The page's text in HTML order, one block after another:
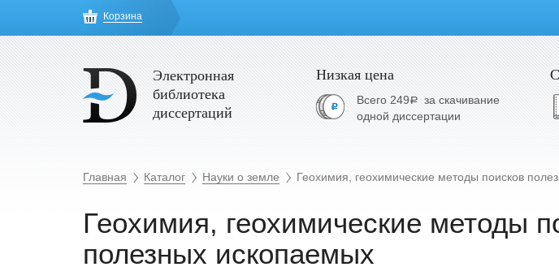
Корзина
Электронная
библиотека
диссертаций
Низкая цена
Всего 249aза скачивание
одной диссертации
Главная Каталог Науки о земле Геохимия, геохимические методы поисков
Геохимия, геохимические методы
полезных ископаемых